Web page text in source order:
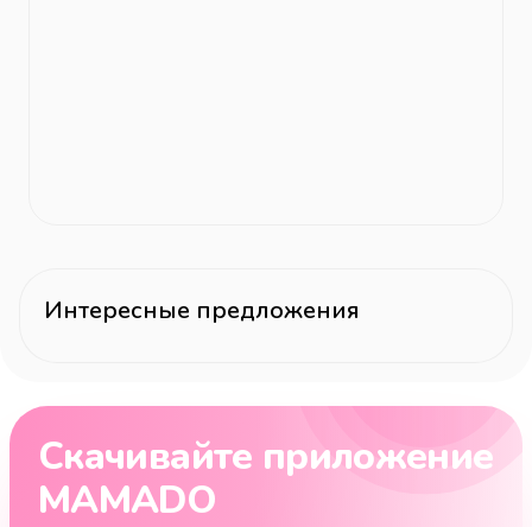
Интересные предложения
Скачивайте приложение
MAMADO